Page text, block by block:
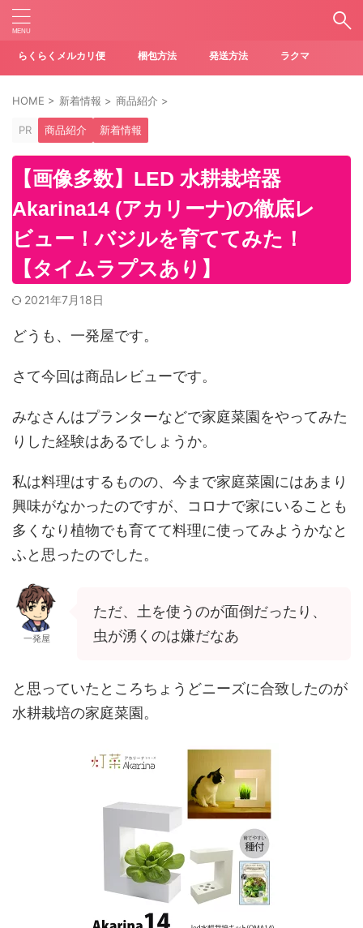
らくらくメルカリ便 梱包方法 発送方法 ラクマ
HOME > 新着情報 > 商品紹介 >
PR 商品紹介 新着情報
【画像多数】LED 水耕栽培器
Akarina14 (アカリーナ)の徹底レ
ビュー！バジルを育ててみた！
【タイムラプスあり】
2021年7月18日
どうも、一発屋です。
さて今回は商品レビューです。
みなさんはプランターなどで家庭菜園をやってみた
りした経験はあるでしょうか。
私は料理はするものの、今まで家庭菜園にはあまり
興味がなかったのですが、コロナで家にいることも
多くなり植物でも育てて料理に使ってみようかなと
ふと思ったのでした。
一発屋
ただ、土を使うのが面倒だったり、
虫が湧くのは嫌だなあ
と思っていたところちょうどニーズに合致したのが
水耕栽培の家庭菜園。